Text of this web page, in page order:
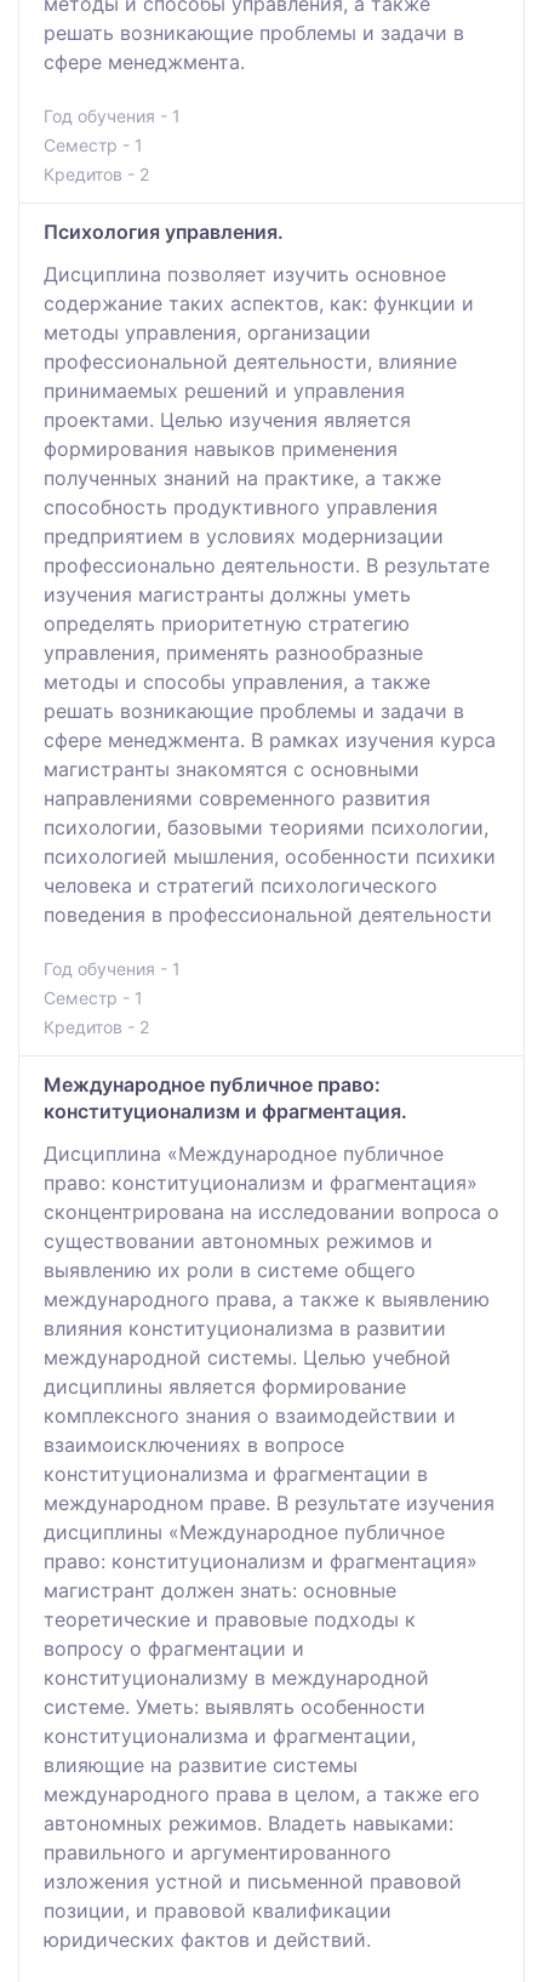
решать возникающие проблемы и задачи в
сфере менеджмента.
Год обучения - 1
Семестр - 1
Кредитов - 2
Психология управления.
Дисциплина позволяет изучить основное
содержание таких аспектов, как: функции и
методы управления, организации
профессиональной деятельности, влияние
принимаемых решений и управления
проектами. Целью изучения является
формирования навыков применения
полученных знаний на практике, а также
способность продуктивного управления
предприятием в условиях модернизации
профессионально деятельности. В результате
изучения магистранты должны уметь
определять приоритетную стратегию
управления, применять разнообразные
методы и способы управления, а также
решать возникающие проблемы и задачи в
сфере менеджмента. В рамках изучения курса
магистранты знакомятся с основными
направлениями современного развития
психологии, базовыми теориями психологии,
психологией мышления, особенности психики
человека и стратегий психологического
поведения в профессиональной деятельности
Год обучения - 1
Семестр - 1
Кредитов - 2
Международное публичное право:
конституционализм и фрагментация.
Дисциплина «Международное публичное
право: конституционализм и фрагментация»
сконцентрирована на исследовании вопроса о
существовании автономных режимов и
выявлению их роли в системе общего
международного права, а также к выявлению
влияния конституционализма в развитии
международной системы. Целью учебной
дисциплины является формирование
комплексного знания о взаимодействии и
взаимоисключениях в вопросе
конституционализма и фрагментации в
международном праве. В результате изучения
дисциплины «Международное публичное
право: конституционализм и фрагментация»
магистрант должен знать: основные
теоретические и правовые подходы к
вопросу о фрагментации и
конституционализму в международной
системе. Уметь: выявлять особенности
конституционализма и фрагментации,
влияющие на развитие системы
международного права в целом, а также его
автономных режимов. Владеть навыками:
правильного и аргументированного
изложения устной и письменной правовой
позиции, и правовой квалификации
юридических фактов и действий.